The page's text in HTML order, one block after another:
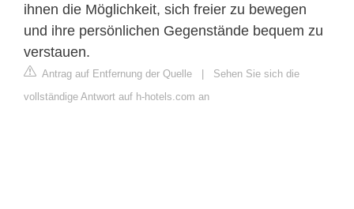
ihnen die Möglichkeit, sich freier zu bewegen
und ihre persönlichen Gegenstände bequem zu
verstauen.
Antrag auf Entfernung der Quelle | Sehen Sie sich die
vollständige Antwort auf h-hotels.com an